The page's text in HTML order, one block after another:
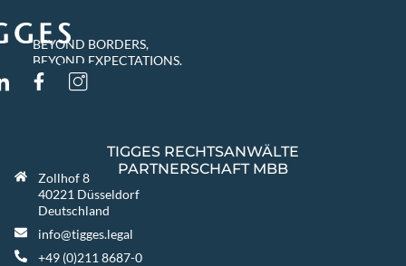
BEYOND BORDERS,
BEYOND EXPECTATIONS.
TIGGES RECHTSANWÄLTE
PARTNERSCHAFT MBB
Zollhof 8
40221 Düsseldorf
Deutschland
info@tigges.legal
+49 (0)211 8687-0